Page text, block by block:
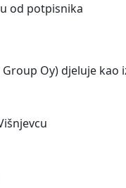
od potpisnika
Oy) djeluje